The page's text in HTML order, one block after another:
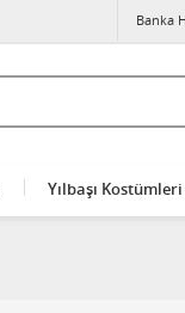
Banka
Yılbaşı Kostümleri